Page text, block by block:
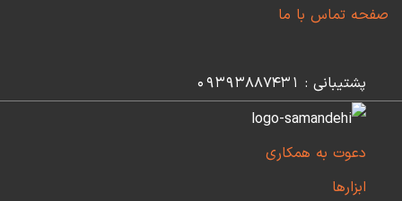
صفحه تماس با ما
پشتیبانی : 09393887431
دعوت به همکاری
ابزارها